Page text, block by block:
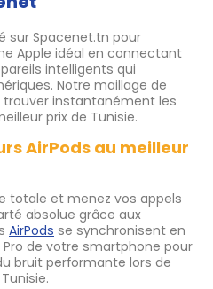
sur Spacenet.tn pour
Apple idéal en connectant
intelligents qui
Notre maillage de
instantanément les
prix de Tunisie.
AirPods au meilleur
totale et menez vos appels
absolue grâce aux
AirPods se synchronisent en
de votre smartphone pour
bruit performante lors de